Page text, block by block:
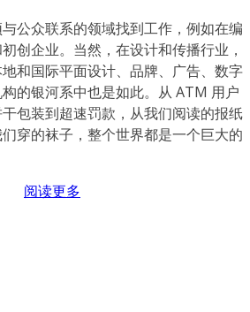
公众联系的领域找到工作，例如在编
创企业。当然，在设计和传播行业，
和国际平面设计、品牌、广告、数字
的银河系中也是如此。从 ATM 用户
包装到超速罚款，从我们阅读的报纸
穿的袜子，整个世界都是一个巨大的
阅读更多